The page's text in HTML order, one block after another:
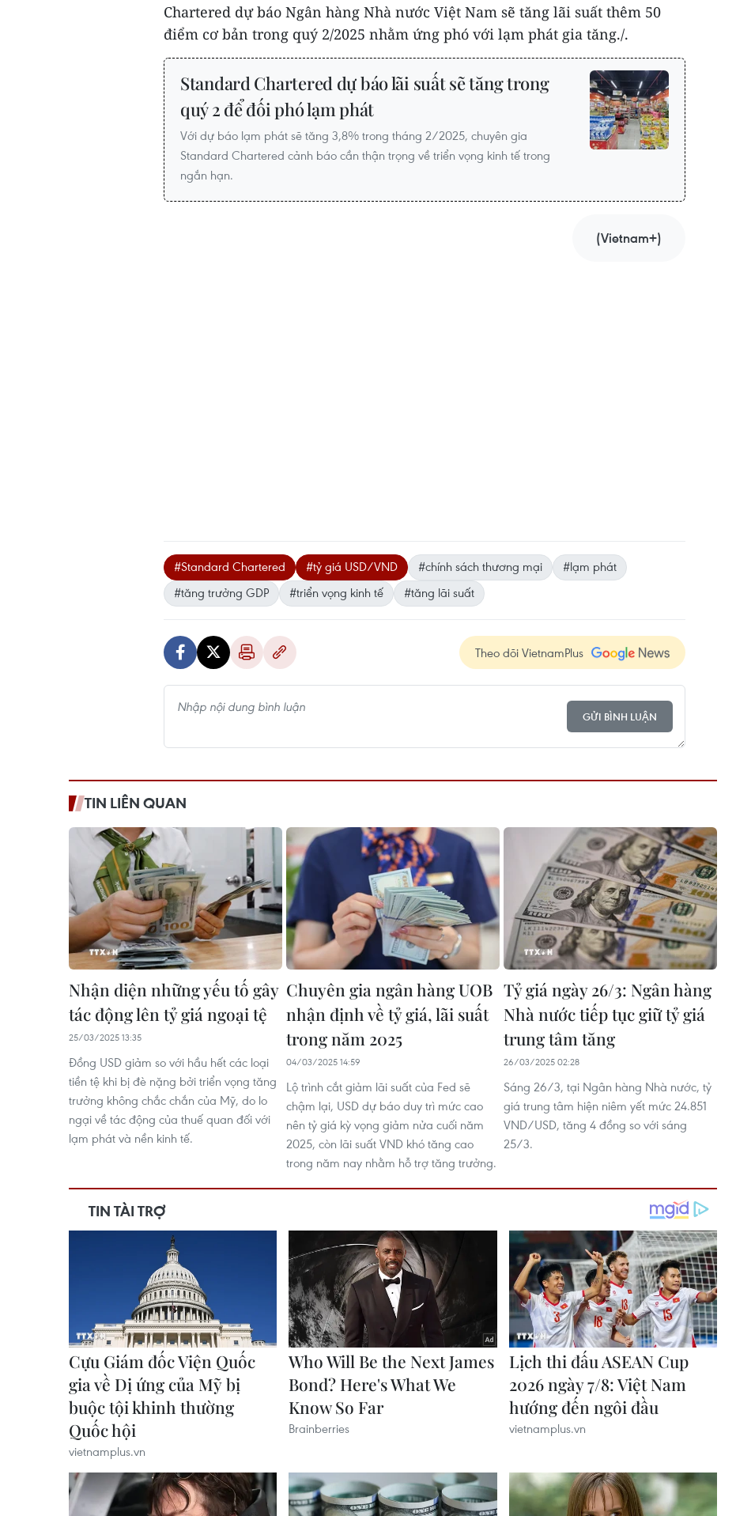
Chartered dự báo Ngân hàng Nhà nước Việt Nam sẽ tăng lãi suất thêm 50
điểm cơ bản trong quý 2/2025 nhằm ứng phó với lạm phát gia tăng./.
Standard Chartered dự báo lãi suất sẽ tăng trong
quý 2 để đối phó lạm phát
Với dự báo lạm phát sẽ tăng 3,8% trong tháng 2/2025, chuyên gia
Standard Chartered cảnh báo cần thận trọng về triển vọng kinh tế trong
ngắn hạn.
(Vietnam+)
#Standard Chartered #tỷ giá USD/VND #chính sách thương mại
#lạm phát
#tăng trưởng GDP
#triển vọng kinh tế #tăng lãi suất
Theo dõi VietnamPlus
GỬI BÌNH LUẬN
TIN LIÊN QUAN
Nhận diện những yếu tố gây
tác động lên tỷ giá ngoại tệ
25/03/2025 13:35
Đồng USD giảm so với hầu hết các loại
tiền tệ khi bị đè nặng bởi triển vọng tăng
trưởng không chắc chắn của Mỹ, do lo
ngại về tác động của thuế quan đối với
lạm phát và nền kinh tế.
Chuyên gia ngân hàng UOB
nhận định về tỷ giá, lãi suất
trong năm 2025
04/03/2025 14:59
Lộ trình cắt giảm lãi suất của Fed sẽ
chậm lại, USD dự báo duy trì mức cao
nên tỷ giá kỳ vọng giảm nửa cuối năm
2025, còn lãi suất VND khó tăng cao
trong năm nay nhằm hỗ trợ tăng trưởng.
Tỷ giá ngày 26/3: Ngân hàng
Nhà nước tiếp tục giữ tỷ giá
trung tâm tăng
26/03/2025 02:28
Sáng 26/3, tại Ngân hàng Nhà nước, tỷ
giá trung tâm hiện niêm yết mức 24.851
VND/USD, tăng 4 đồng so với sáng
25/3.